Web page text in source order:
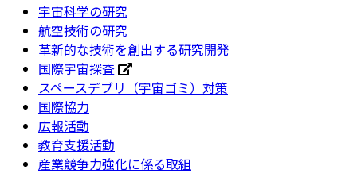
宇宙科学の研究
航空技術の研究
革新的な技術を創出する研究開発
国際宇宙探査
スペースデブリ（宇宙ゴミ）対策
国際協力
広報活動
教育支援活動
産業競争力強化に係る取組